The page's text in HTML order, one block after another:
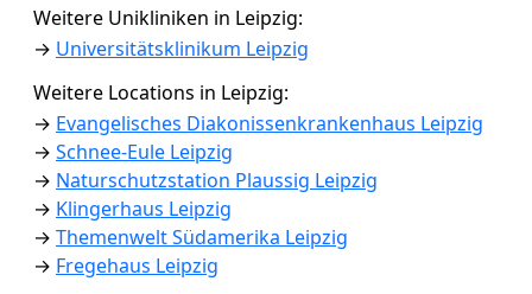
Weitere Unikliniken in Leipzig:
→ Universitätsklinikum Leipzig
Weitere Locations in Leipzig:
→ Evangelisches Diakonissenkrankenhaus Leipzig
→ Schnee-Eule Leipzig
→ Naturschutzstation Plaussig Leipzig
→ Klingerhaus Leipzig
→ Themenwelt Südamerika Leipzig
→ Fregehaus Leipzig